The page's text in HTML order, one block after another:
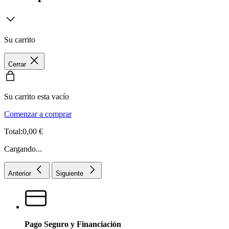
Su carrito
Cerrar
Su carrito esta vacío
Comenzar a comprar
Total:0,00 €
Cargando...
Anterior Siguiente
Pago Seguro y Financiación